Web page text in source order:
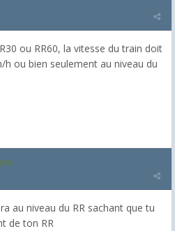
ou RR60, la vitesse du train doit
ou bien seulement au niveau du
au niveau du RR sachant que tu
de ton RR